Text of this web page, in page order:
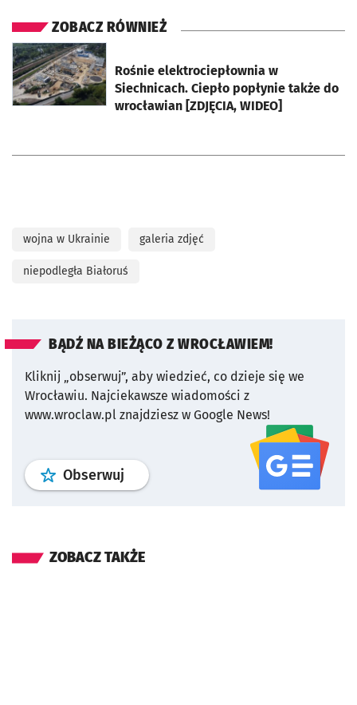
ZOBACZ RÓWNIEŻ
Rośnie elektrociepłownia w
Siechnicach. Ciepło popłynie także do
wrocławian [ZDJĘCIA, WIDEO]
otworzy się w nowej karcie
wojna w Ukrainie galeria zdjęć
niepodległa Białoruś
BĄDŹ NA BIEŻĄCO Z WROCŁAWIEM!
Kliknij „obserwuj”, aby wiedzieć, co dzieje się we
Wrocławiu. Najciekawsze wiadomości z
www.wroclaw.pl znajdziesz w Google News!
Obserwuj profil serwisu
ZOBACZ TAKŻE